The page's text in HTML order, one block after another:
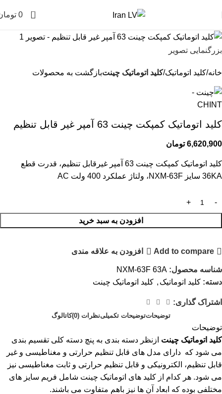
0
0
بزرگنمایی تصویر
خانه کلید اتوماتیک کلید اتوماتیک چینتبازگشت به محصولات
کلید اتوماتیک کمپکت چینت 63 آمپر غیر قابل تنظیم
6,620,900 تومان
کلید اتوماتیک کمپکت چینت 63 آمپر غیرقابل تنظیم، قدرت قطع
36KA سایز NXM-63F، ولتاژ عملکرد 400 ولت AC
افزودن به سبد خرید
Add to compare افزودن به علاقه مندی
شناسه محصول: NXM-63F 63A
دسته: کلید اتوماتیک , کلید اتوماتیک چینت
اشتراک گذاری:
توضیحاتتوضیحات تکمیلینظرات (0) کاتالوگ
توضیحات
کلید اتوماتیک چینت ازنظر دسته بندی به پنچ دسته کلی تقسیم بندی
می شود که دارای مدل های قابل تنظیم حرارتی و مغناطیسی و غیر
قابل تنظیم، الکترونیکی و قابل تنظیم حرارتی و ثابت مغناطیسی نیز
می شود. هر کدام از کلید های اتوماتیک چینت شامل فریم سایز های
مختلفی بوده که ابعاد آن ها نیز باهم متفاوت می باشند.